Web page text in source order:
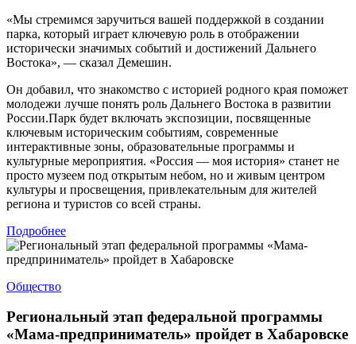
«Мы стремимся заручиться вашей поддержкой в создании
парка, который играет ключевую роль в отображении
исторически значимых событий и достижений Дальнего
Востока», — сказал Демешин.
Он добавил, что знакомство с историей родного края поможет
молодежи лучше понять роль Дальнего Востока в развитии
России.Парк будет включать экспозиции, посвященные
ключевым историческим событиям, современные
интерактивные зоны, образовательные программы и
культурные мероприятия. «Россия — моя история» станет не
просто музеем под открытым небом, но и живым центром
культуры и просвещения, привлекательным для жителей
региона и туристов со всей страны.
Подробнее
Общество
Региональный этап федеральной программы
«Мама-предприниматель» пройдет в Хабаровске